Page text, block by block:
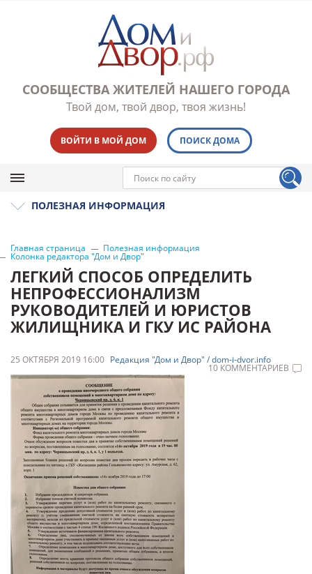
СООБЩЕСТВА ЖИТЕЛЕЙ НАШЕГО ГОРОДА
Твой дом, твой двор, твоя жизнь!
ВОЙТИ В МОЙ ДОМ ПОИСК ДОМА
ПОЛЕЗНАЯ ИНФОРМАЦИЯ
Главная страница Полезная информация
Колонка редактора "Дом и Двор"
ЛЕГКИЙ СПОСОБ ОПРЕДЕЛИТЬ
НЕПРОФЕССИОНАЛИЗМ
РУКОВОДИТЕЛЕЙ И ЮРИСТОВ
ЖИЛИЩНИКА И ГКУ ИС РАЙОНА
25 ОКТЯБРЯ 2019 16:00 Редакция "Дом и Двор" / dom-i-dvor.info
10 КОММЕНТАРИЕВ